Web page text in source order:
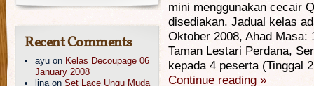
mini menggunakan cecair
disediakan. Jadual kelas
Oktober 2008, Ahad Masa:
Taman Lestari Perdana,
kepada 4 peserta (Tinggal
Continue reading »
Recent Comments
ayu on Kelas Decoupage 06
January 2008
linaon Set Lace Ungu Muda